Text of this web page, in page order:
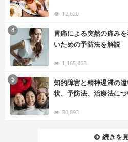
12,620
胃痛による突然の痛み
いための予防法を解説
1,165,853
4
知的障害と精神遅滞の
状、予防法、治療法に
30,893
5
続きを